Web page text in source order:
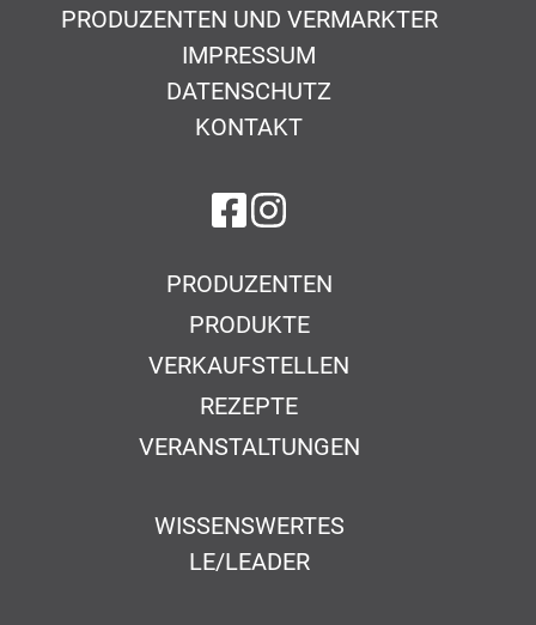
PRODUZENTEN UND VERMARKTER
IMPRESSUM
DATENSCHUTZ
KONTAKT
auf Facebook
auf Instagram
PRODUZENTEN
PRODUKTE
VERKAUFSTELLEN
REZEPTE
VERANSTALTUNGEN
WISSENSWERTES
LE/LEADER